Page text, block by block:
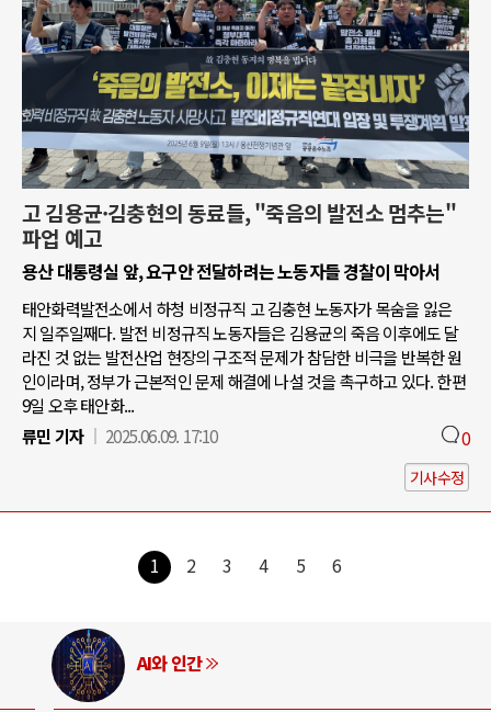
고 김용균·김충현의 동료들, "죽음의 발전소 멈추는"
파업 예고
용산 대통령실 앞, 요구안 전달하려는 노동자들 경찰이 막아서
태안화력발전소에서 하청 비정규직 고 김충현 노동자가 목숨을 잃은
지 일주일째다. 발전 비정규직 노동자들은 김용균의 죽음 이후에도 달
라진 것 없는 발전산업 현장의 구조적 문제가 참담한 비극을 반복한 원
인이라며, 정부가 근본적인 문제 해결에 나설 것을 촉구하고 있다. 한편
9일 오후 태안화...
류민 기자
2025.06.09. 17:10 0
기사수정
1 2 3 4 5 6
AI와 인간